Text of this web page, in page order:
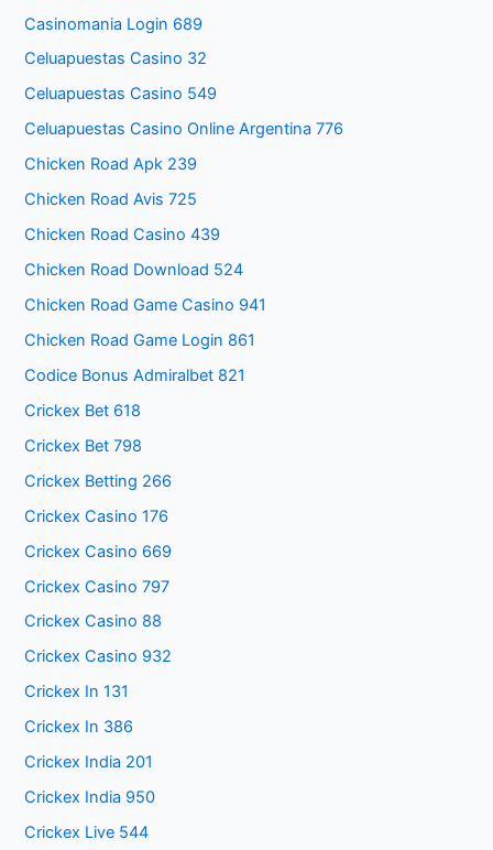
Casinomania Login 689
Celuapuestas Casino 32
Celuapuestas Casino 549
Celuapuestas Casino Online Argentina 776
Chicken Road Apk 239
Chicken Road Avis 725
Chicken Road Casino 439
Chicken Road Download 524
Chicken Road Game Casino 941
Chicken Road Game Login 861
Codice Bonus Admiralbet 821
Crickex Bet 618
Crickex Bet 798
Crickex Betting 266
Crickex Casino 176
Crickex Casino 669
Crickex Casino 797
Crickex Casino 88
Crickex Casino 932
Crickex In 131
Crickex In 386
Crickex India 201
Crickex India 950
Crickex Live 544